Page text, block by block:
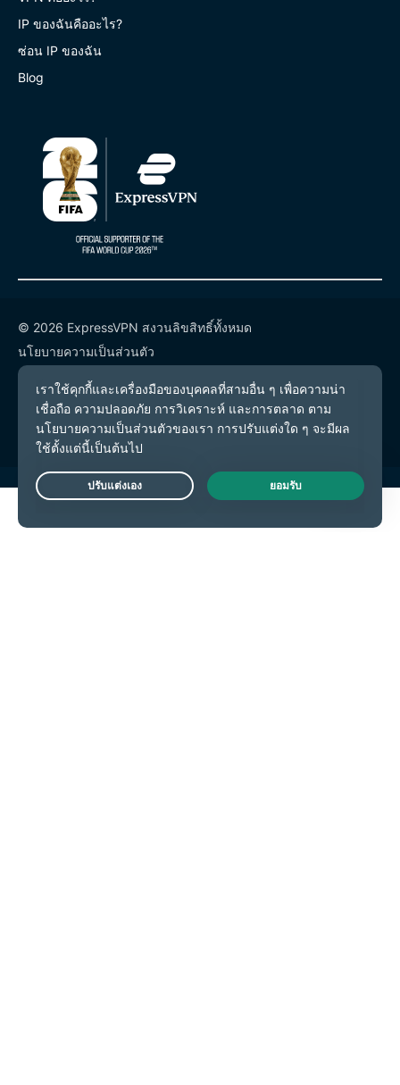
IP ของฉันคืออะไร?
ซ่อน IP ของฉัน
Blog
© 2026 ExpressVPN สงวนลิขสิทธิ์ทั้งหมด
นโยบายความเป็นส่วนตัว
เงื่อนไขการให้บริการ
การตั้งค่าคุกกี้
Live Chat